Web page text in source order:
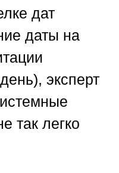
дат
даты на
эксперт
так легко